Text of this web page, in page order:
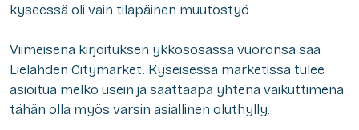
kyseessä oli vain tilapäinen muutostyö.
Viimeisenä kirjoituksen ykkösosassa vuoronsa saa
Lielahden Citymarket. Kyseisessä marketissa tulee
asioitua melko usein ja saattaapa yhtenä vaikuttimena
tähän olla myös varsin asiallinen oluthylly.